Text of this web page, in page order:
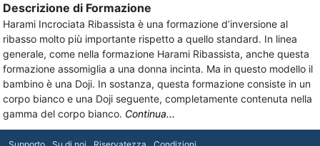
Descrizione di Formazione
Harami Incrociata Ribassista è una formazione d’inversione al
ribasso molto più importante rispetto a quello standard. In linea
generale, come nella formazione Harami Ribassista, anche questa
formazione assomiglia a una donna incinta. Ma in questo modello il
bambino è una Doji. In sostanza, questa formazione consiste in un
corpo bianco e una Doji seguente, completamente contenuta nella
gamma del corpo bianco. Continua...